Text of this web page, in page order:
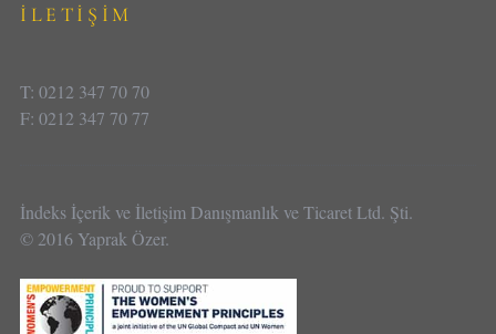
İLETİŞİM
T: 0212 347 70 70
F: 0212 347 70 77
İndeks İçerik ve İletişim Danışmanlık ve Ticaret Ltd. Şti.
© 2016 Yaprak Özer.